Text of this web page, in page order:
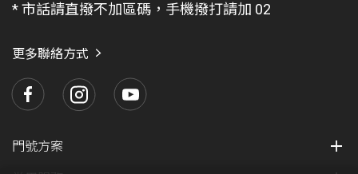
* 市話請直撥不加區碼，手機撥打請加 02
更多聯絡方式
門號方案